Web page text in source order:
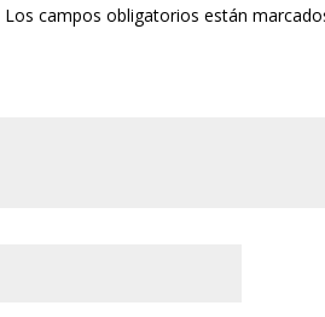
Los campos obligatorios están